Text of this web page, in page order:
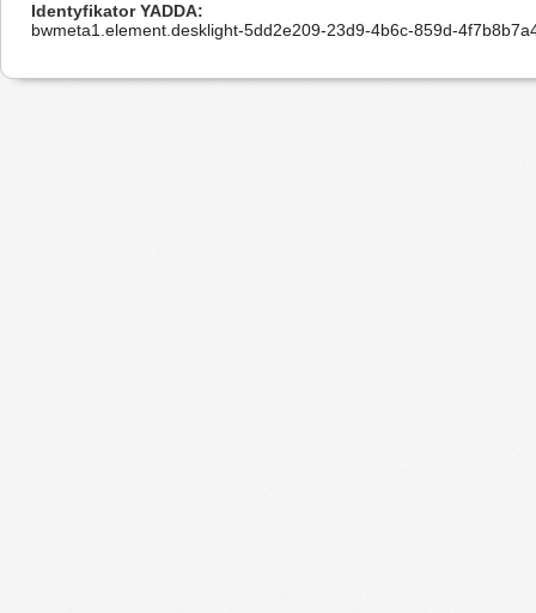
Identyfikator YADDA
bwmeta1.element.desklight-5dd2e209-23d9-4b6c-859d-